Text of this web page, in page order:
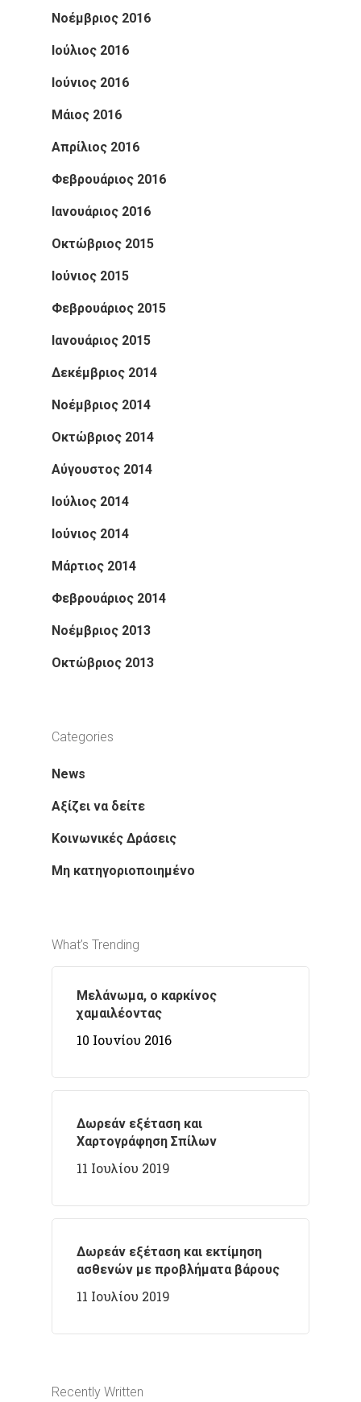
Νοέμβριος 2016
Ιούλιος 2016
Ιούνιος 2016
Μάιος 2016
Απρίλιος 2016
Φεβρουάριος 2016
Ιανουάριος 2016
Οκτώβριος 2015
Ιούνιος 2015
Φεβρουάριος 2015
Ιανουάριος 2015
Δεκέμβριος 2014
Νοέμβριος 2014
Οκτώβριος 2014
Αύγουστος 2014
Ιούλιος 2014
Ιούνιος 2014
Μάρτιος 2014
Φεβρουάριος 2014
Νοέμβριος 2013
Οκτώβριος 2013
Categories
News
Αξίζει να δείτε
Κοινωνικές Δράσεις
Μη κατηγοριοποιημένο
What’s Trending
Μελάνωμα, ο καρκίνος
χαμαιλέοντας
10 Ιουνίου 2016
Δωρεάν εξέταση και
Χαρτογράφηση Σπίλων
11 Ιουλίου 2019
Δωρεάν εξέταση και εκτίμηση
ασθενών με προβλήματα βάρους
11 Ιουλίου 2019
Recently Written